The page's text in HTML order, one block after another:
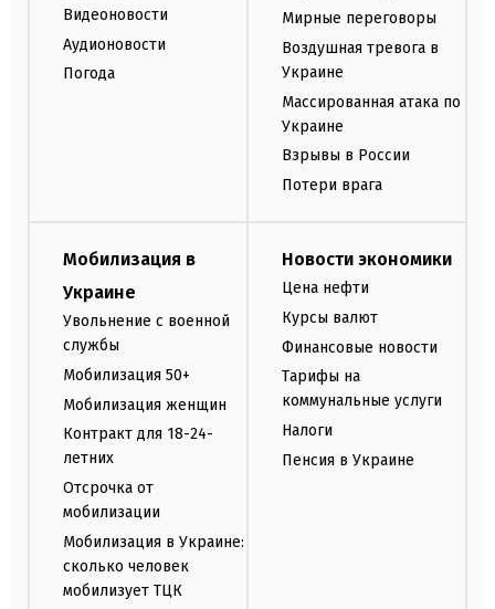
Видеоновости
Аудионовости
Погода
Мирные переговоры
Воздушная тревога в
Украине
Массированная атака по
Украине
Взрывы в России
Потери врага
Мобилизация в
Украине
Увольнение с военной
службы
Мобилизация 50+
Мобилизация женщин
Контракт для 18-24-
летних
Отсрочка от
мобилизации
Мобилизация в Украине:
сколько человек
мобилизует ТЦК
Новости экономики
Цена нефти
Курсы валют
Финансовые новости
Тарифы на
коммунальные услуги
Налоги
Пенсия в Украине